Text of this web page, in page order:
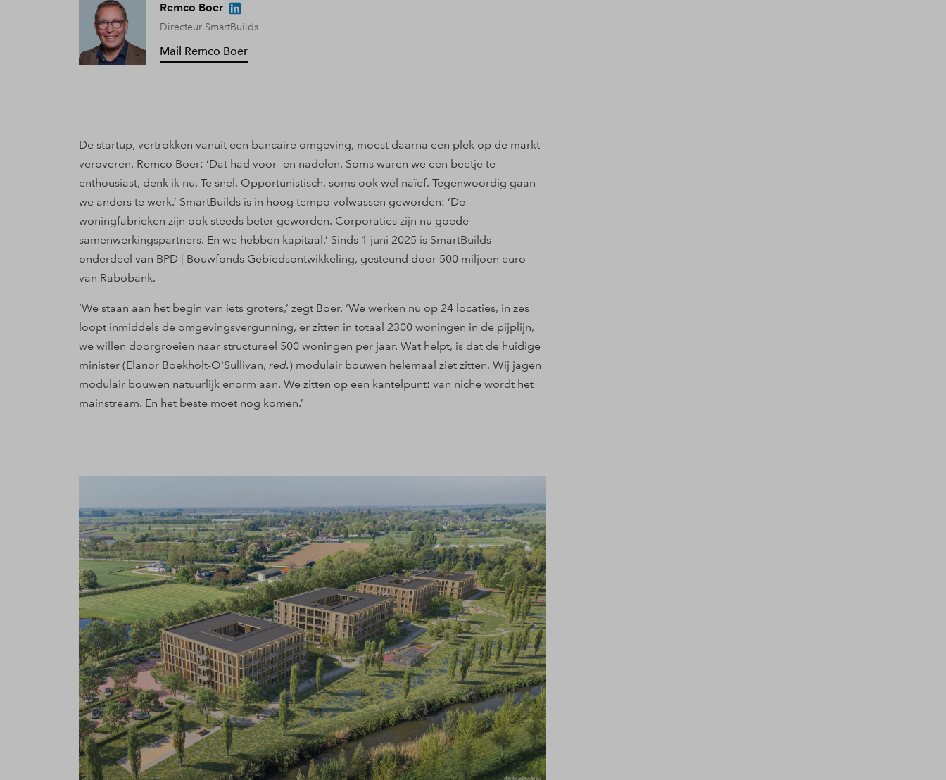
Remco Boer
Directeur SmartBuilds
Mail Remco Boer
De startup, vertrokken vanuit een bancaire omgeving, moest daarna een plek op de markt
veroveren. Remco Boer: ‘Dat had voor- en nadelen. Soms waren we een beetje te
enthousiast, denk ik nu. Te snel. Opportunistisch, soms ook wel naïef. Tegenwoordig gaan
we anders te werk.’ SmartBuilds is in hoog tempo volwassen geworden: ‘De
woningfabrieken zijn ook steeds beter geworden. Corporaties zijn nu goede
samenwerkingspartners. En we hebben kapitaal.’ Sinds 1 juni 2025 is SmartBuilds
onderdeel van BPD | Bouwfonds Gebiedsontwikkeling, gesteund door 500 miljoen euro
van Rabobank.
‘We staan aan het begin van iets groters,’ zegt Boer. ‘We werken nu op 24 locaties, in zes
loopt inmiddels de omgevingsvergunning, er zitten in totaal 2300 woningen in de pijplijn,
we willen doorgroeien naar structureel 500 woningen per jaar. Wat helpt, is dat de huidige
minister (Elanor Boekholt-O'Sullivan, red.) modulair bouwen helemaal ziet zitten. Wij jagen
modulair bouwen natuurlijk enorm aan. We zitten op een kantelpunt: van niche wordt het
mainstream. En het beste moet nog komen.’